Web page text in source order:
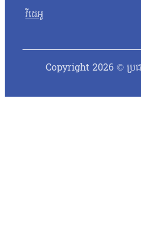
វីដេអូ
Copyright 2026 © ប្រ